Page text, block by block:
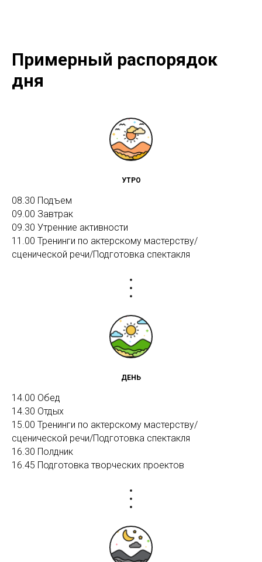
Примерный распорядок
дня
УТРО
08.30 Подъем
09.00 Завтрак
09.30 Утренние активности
11.00 Тренинги по актерскому мастерству/
сценической речи/Подготовка спектакля
ДЕНЬ
14.00 Обед
14.30 Отдых
15.00 Тренинги по актерскому мастерству/
сценической речи/Подготовка спектакля
16.30 Полдник
16.45 Подготовка творческих проектов